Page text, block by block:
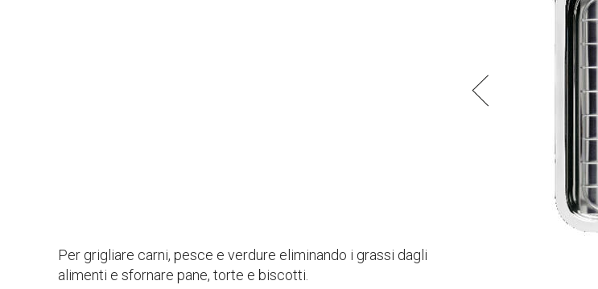
Per grigliare carni, pesce e verdure eliminando i grassi dagli
alimenti e sfornare pane, torte e biscotti.